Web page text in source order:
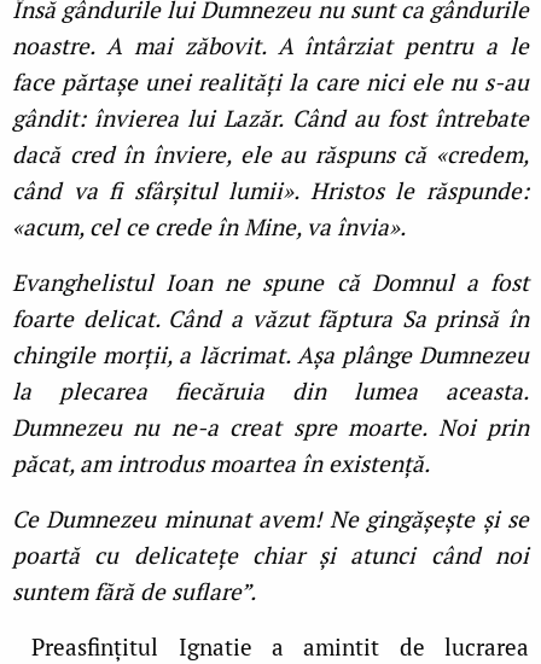
Însă gândurile lui Dumnezeu nu sunt ca gândurile
noastre. A mai zăbovit. A întârziat pentru a le
face părtașe unei realități la care nici ele nu s-au
gândit: învierea lui Lazăr. Când au fost întrebate
dacă cred în înviere, ele au răspuns că «credem,
când va fi sfârșitul lumii». Hristos le răspunde:
«acum, cel ce crede în Mine, va învia».
Evanghelistul Ioan ne spune că Domnul a fost
foarte delicat. Când a văzut făptura Sa prinsă în
chingile morții, a lăcrimat. Așa plânge Dumnezeu
la plecarea fiecăruia din lumea aceasta.
Dumnezeu nu ne-a creat spre moarte. Noi prin
păcat, am introdus moartea în existență.
Ce Dumnezeu minunat avem! Ne gingășește și se
poartă cu delicatețe chiar și atunci când noi
suntem fără de suflare”.
Preasfințitul Ignatie a amintit de lucrarea